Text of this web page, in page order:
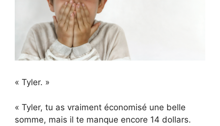
« Tyler. »
« Tyler, tu as vraiment économisé une belle
somme, mais il te manque encore 14 dollars.